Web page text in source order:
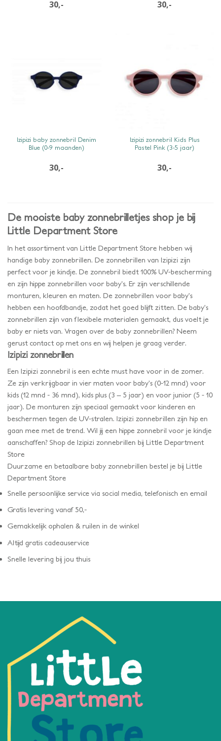
30,- 30,-
SNEL BEKIJKEN
Izipizi baby zonnebril Denim
Blue (0-9 maanden)
30,-
SNEL BEKIJKEN
Izipizi zonnebril Kids Plus
Pastel Pink (3-5 jaar)
30,-
De mooiste baby zonnebrilletjes shop je bij
Little Department Store
In het assortiment van Little Department Store hebben wij
handige baby zonnebrillen. De zonnebrillen van Izipizi zijn
perfect voor je kindje. De zonnebril biedt 100% UV-bescherming
en zijn hippe zonnebrillen voor baby’s. Er zijn verschillende
monturen, kleuren en maten. De zonnebrillen voor baby’s
hebben een hoofdbandje, zodat het goed blijft zitten. De baby’s
zonnebrillen zijn van flexibele materialen gemaakt, dus voelt je
baby er niets van. Vragen over de baby zonnebrillen? Neem
gerust contact op met ons en wij helpen je graag verder.
Izipizi zonnebrillen
Een Izipizi zonnebril is een echte must have voor in de zomer.
Ze zijn verkrijgbaar in vier maten voor baby’s (0-12 mnd) voor
kids (12 mnd - 36 mnd), kids plus (3 – 5 jaar) en voor junior (5 - 10
jaar). De monturen zijn speciaal gemaakt voor kinderen en
beschermen tegen de UV-stralen. Izipizi zonnebrillen zijn hip en
gaan mee met de trend. Wil jij een hippe zonnebril voor je kindje
aanschaffen? Shop de Izipizi zonnebrillen bij Little Department
Store
Duurzame en betaalbare baby zonnebrillen bestel je bij Little
Department Store
Snelle persoonlijke service via social media, telefonisch en email
Gratis levering vanaf 50,-
Gemakkelijk ophalen & ruilen in de winkel
Altijd gratis cadeauservice
Snelle levering bij jou thuis